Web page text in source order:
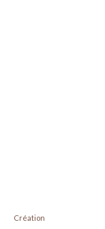
Création